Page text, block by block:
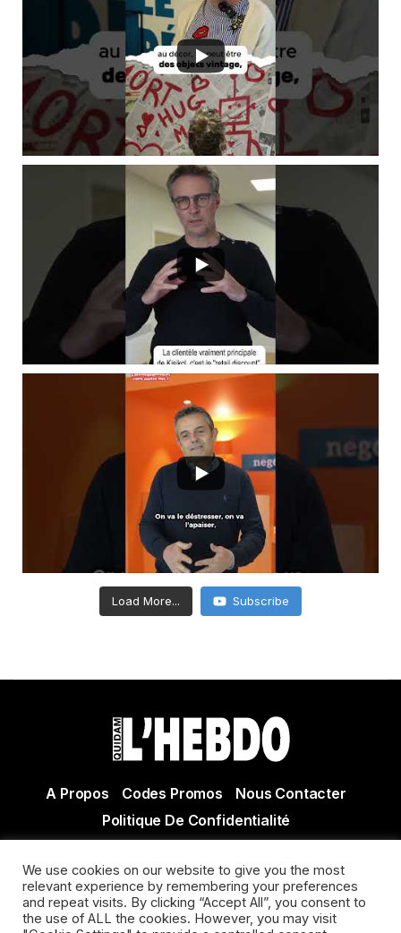
Load More... Subscribe
A Propos Codes Promos
Nous Contacter
Politique De Confidentialité
Actualité Agen - Actualité en lot et Garonne - Actualité
Villeneuve sur Lot
We use cookies on our website to give you the most
relevant experience by remembering your preferences
and repeat visits. By clicking “Accept All”, you consent to
the use of ALL the cookies. However, you may visit